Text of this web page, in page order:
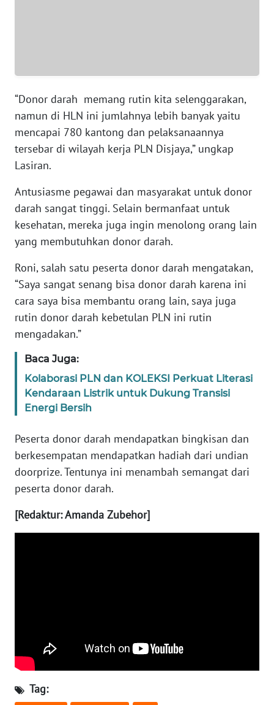
“Donor darah memang rutin kita selenggarakan,
namun di HLN ini jumlahnya lebih banyak yaitu
mencapai 780 kantong dan pelaksanaannya
tersebar di wilayah kerja PLN Disjaya,” ungkap
Lasiran.
Antusiasme pegawai dan masyarakat untuk donor
darah sangat tinggi. Selain bermanfaat untuk
kesehatan, mereka juga ingin menolong orang lain
yang membutuhkan donor darah.
Roni, salah satu peserta donor darah mengatakan,
“Saya sangat senang bisa donor darah karena ini
cara saya bisa membantu orang lain, saya juga
rutin donor darah kebetulan PLN ini rutin
mengadakan.”
Baca Juga:
Kolaborasi PLN dan KOLEKSI Perkuat Literasi
Kendaraan Listrik untuk Dukung Transisi
Energi Bersih
Peserta donor darah mendapatkan bingkisan dan
berkesempatan mendapatkan hadiah dari undian
doorprize. Tentunya ini menambah semangat dari
peserta donor darah.
[Redaktur: Amanda Zubehor]
Tag:
PAPUA
RIAU
WN
WN
JAMBI
SULTRA
WN
NTB
SULTENG
WN
WN
BABEL
SUMBAR
WN
LAMPUNG
WN
JATENG